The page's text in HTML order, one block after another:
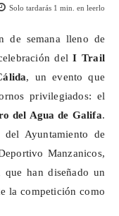
Solo tardarás 1 min. en leerlo
de semana lleno de
delI Trail
, un evento que
privilegiados: el
del Agua de Galifa.
Ayuntamiento de
Manzanicos,
que han diseñado un
la competición como